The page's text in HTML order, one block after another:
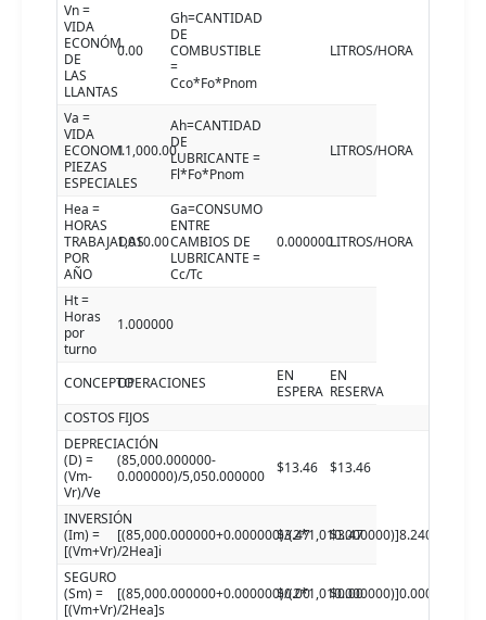
Vn =
VIDA
ECONÓM.
DE
LAS
LLANTAS
0.00
Gh=CANTIDAD
DE
COMBUSTIBLE
=
Cco*Fo*Pnom
LITROS/HORA
Va =
VIDA
ECONOM.
PIEZAS
ESPECIALES
11,000.00
Ah=CANTIDAD
DE
LUBRICANTE =
Fl*Fo*Pnom
LITROS/HORA
Hea =
HORAS
TRABAJADAS
POR
AÑO
1,010.00
Ga=CONSUMO
ENTRE
CAMBIOS DE
LUBRICANTE =
Cc/Tc
0.000000LITROS/HORA
Ht =
Horas
por
turno
1.000000
CONCEPTOOPERACIONES
EN
ESPERA
EN
RESERVA
COSTOS FIJOS
DEPRECIACIÓN
(D) =
(Vm-
Vr)/Ve
(85,000.000000-
0.000000)/5,050.000000
$13.46 $13.46
INVERSIÓN
(Im) =
[(Vm+Vr)/2Hea]i
[(85,000.000000+0.000000)/(2*1,010.000000)]8.240000
$3.47 $3.47
SEGURO
(Sm) =
[(Vm+Vr)/2Hea]s
[(85,000.000000+0.000000)/(2*1,010.000000)]0.000000
$0.00 $0.00